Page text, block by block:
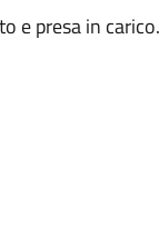
e presa in carico.